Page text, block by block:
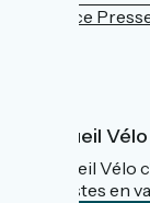
Espace
Accueil
Accueil Vélo
cyclistes en